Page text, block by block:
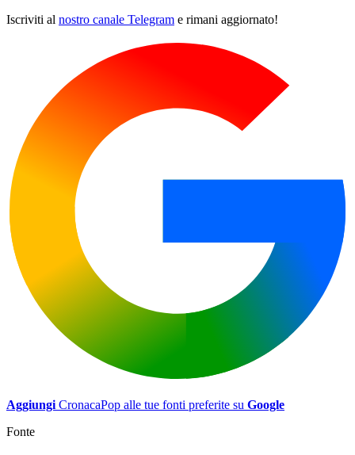
Iscriviti al nostro canale Telegram e rimani aggiornato!
Aggiungi CronacaPop alle tue fonti preferite su Google
Fonte